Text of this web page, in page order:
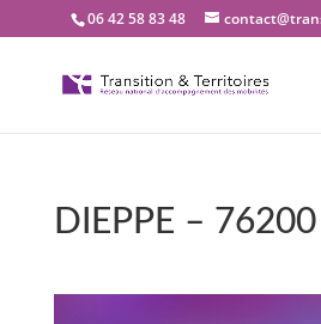
06 42 58 83 48
DIEPPE – 76200